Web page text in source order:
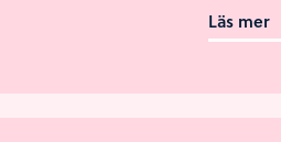
Läs mer